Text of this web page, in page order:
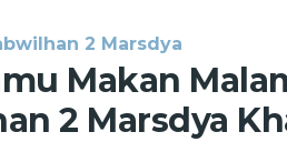
2 Marsdya
Makan
2 Marsdya